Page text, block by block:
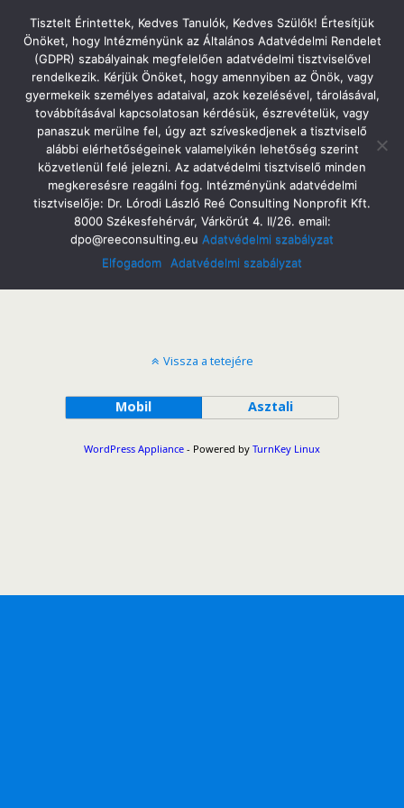
Tatabányai Árpád Gimnázium
Dokumentumok
Alapdokumentumok
Egyéb dokumentumok
Vissza a tetejére
Mobil Asztali
Tisztelt Érintettek, Kedves Tanulók, Kedves Szülők! Értesítjük
Önöket, hogy Intézményünk az Általános Adatvédelmi Rendelet
(GDPR) szabályainak megfelelően adatvédelmi tisztviselővel
rendelkezik. Kérjük Önöket, hogy amennyiben az Önök, vagy
gyermekeik személyes adataival, azok kezelésével, tárolásával,
továbbításával kapcsolatosan kérdésük, észrevételük, vagy
panaszuk merülne fel, úgy azt szíveskedjenek a tisztviselő
alábbi elérhetőségeinek valamelyikén lehetőség szerint
közvetlenül felé jelezni. Az adatvédelmi tisztviselő minden
megkeresésre reagálni fog. Intézményünk adatvédelmi
tisztviselője: Dr. Lórodi László Reé Consulting Nonprofit Kft.
8000 Székesfehérvár, Várkörút 4. II/26. email:
dpo@reeconsulting.eu Adatvédelmi szabályzat
Elfogadom
Adatvédelmi szabályzat
WordPress Appliance - Powered by TurnKey Linux